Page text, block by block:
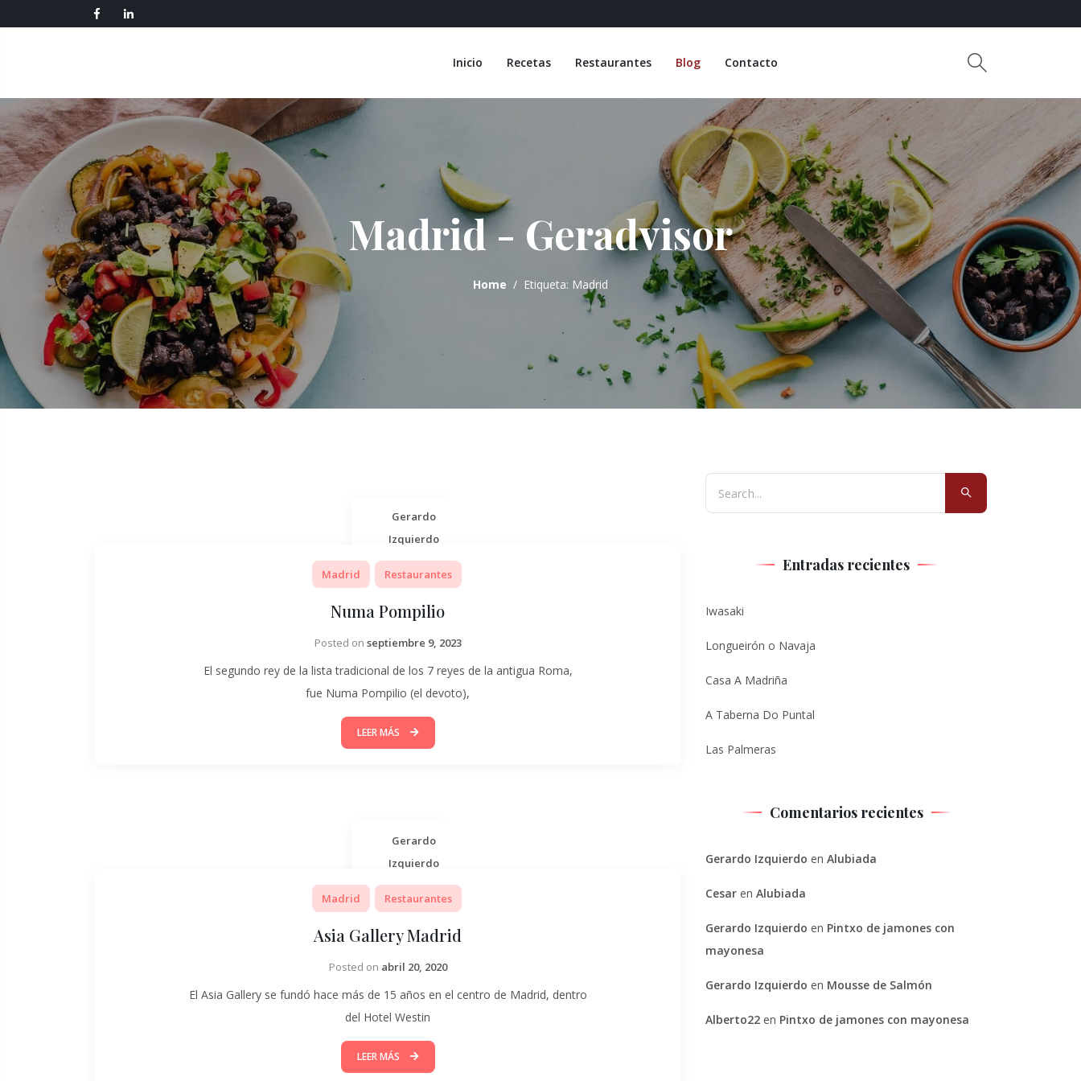
Inicio Recetas Restaurantes Blog Contacto
Madrid - Geradvisor
Home Etiqueta: Madrid
Gerardo
Izquierdo
Madrid Restaurantes
Numa Pompilio
Posted on septiembre 9, 2023
El segundo rey de la lista tradicional de los 7 reyes de la antigua Roma,
fue Numa Pompilio (el devoto),
LEER MÁS
Gerardo
Izquierdo
Madrid Restaurantes
Asia Gallery Madrid
Posted on abril 20, 2020
El Asia Gallery se fundó hace más de 15 años en el centro de Madrid, dentro
del Hotel Westin
LEER MÁS
Entradas recientes
Iwasaki
Longueirón o Navaja
Casa A Madriña
A Taberna Do Puntal
Las Palmeras
Comentarios recientes
Gerardo Izquierdo en Alubiada
Cesar en Alubiada
Gerardo Izquierdo en Pintxo de jamones con
mayonesa
Gerardo Izquierdo en Mousse de Salmón
Alberto22 en Pintxo de jamones con mayonesa